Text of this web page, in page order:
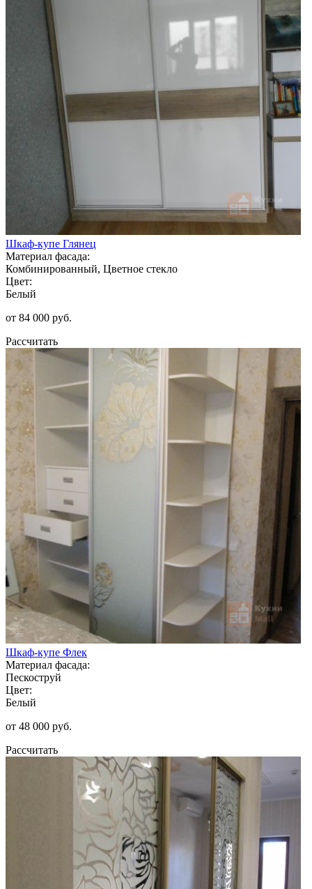
Шкаф-купе Глянец
Материал фасада:
Комбинированный, Цветное стекло
Цвет:
Белый
от 84 000 руб.
Рассчитать
Шкаф-купе Флек
Материал фасада:
Пескоструй
Цвет:
Белый
от 48 000 руб.
Рассчитать